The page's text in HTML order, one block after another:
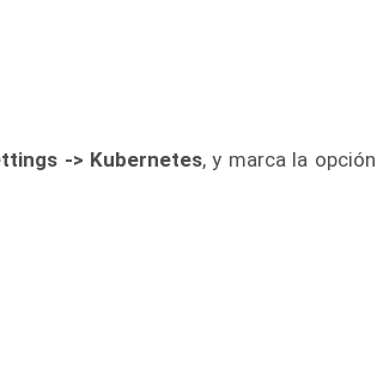
-> Kubernetes, y marca la opción